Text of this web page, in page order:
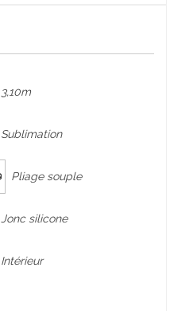
3,10m
Sublimation
Pliage souple
Jonc silicone
Intérieur